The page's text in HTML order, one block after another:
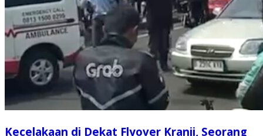
Kecelakaan di Dekat Flyover Kranji, Seorang